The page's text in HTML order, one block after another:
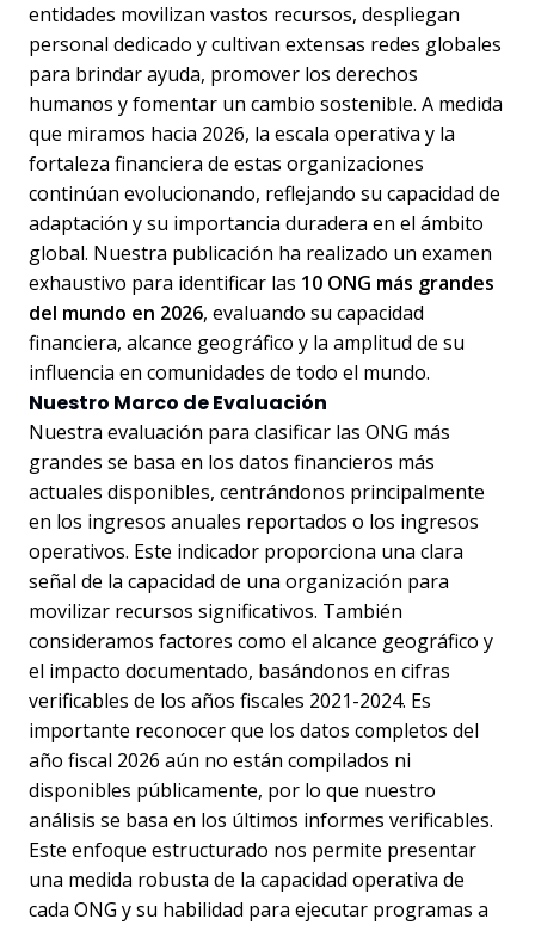
entidades movilizan vastos recursos, despliegan
personal dedicado y cultivan extensas redes globales
para brindar ayuda, promover los derechos
humanos y fomentar un cambio sostenible. A medida
que miramos hacia 2026, la escala operativa y la
fortaleza financiera de estas organizaciones
continúan evolucionando, reflejando su capacidad de
adaptación y su importancia duradera en el ámbito
global. Nuestra publicación ha realizado un examen
exhaustivo para identificar las 10 ONG más grandes
del mundo en 2026, evaluando su capacidad
financiera, alcance geográfico y la amplitud de su
influencia en comunidades de todo el mundo.
Nuestro Marco de Evaluación
Nuestra evaluación para clasificar las ONG más
grandes se basa en los datos financieros más
actuales disponibles, centrándonos principalmente
en los ingresos anuales reportados o los ingresos
operativos. Este indicador proporciona una clara
señal de la capacidad de una organización para
movilizar recursos significativos. También
consideramos factores como el alcance geográfico y
el impacto documentado, basándonos en cifras
verificables de los años fiscales 2021-2024. Es
importante reconocer que los datos completos del
año fiscal 2026 aún no están compilados ni
disponibles públicamente, por lo que nuestro
análisis se basa en los últimos informes verificables.
Este enfoque estructurado nos permite presentar
una medida robusta de la capacidad operativa de
cada ONG y su habilidad para ejecutar programas a